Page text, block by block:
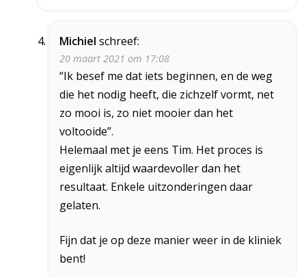
Michiel schreef:
20 maart 2021 om 17:08
“Ik besef me dat iets beginnen, en de weg
die het nodig heeft, die zichzelf vormt, net
zo mooi is, zo niet mooier dan het
voltooide”.
Helemaal met je eens Tim. Het proces is
eigenlijk altijd waardevoller dan het
resultaat. Enkele uitzonderingen daar
gelaten.
Fijn dat je op deze manier weer in de kliniek
bent!